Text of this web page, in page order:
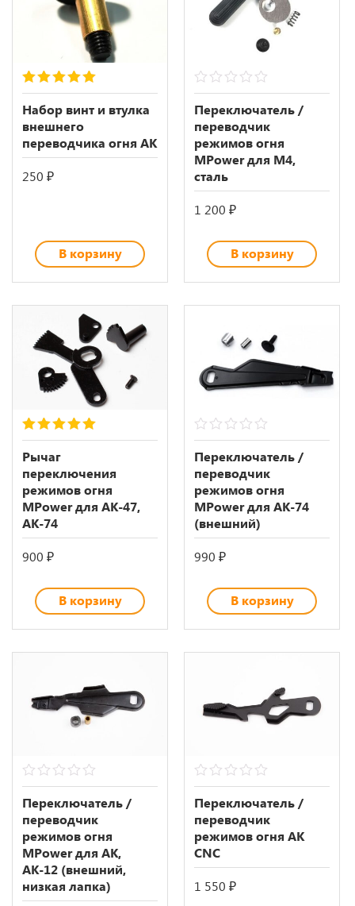
5.00out of 5
Набор винт и втулка
внешнего
переводчика огня АК
250 ₽
В корзину
0
out
of
5
Переключатель /
переводчик
режимов огня
MPower для M4,
сталь
1 200 ₽
В корзину
5.00out of 5
Рычаг
переключения
режимов огня
MPower для АК-47,
АК-74
900 ₽
В корзину
0
out
of
5
Переключатель /
переводчик
режимов огня
MPower для АК-74
(внешний)
990 ₽
В корзину
0
out
of
5
Переключатель /
переводчик
режимов огня
MPower для АК,
АК-12 (внешний,
низкая лапка)
0
out
of
5
Переключатель /
переводчик
режимов огня АК
CNC
1 550 ₽